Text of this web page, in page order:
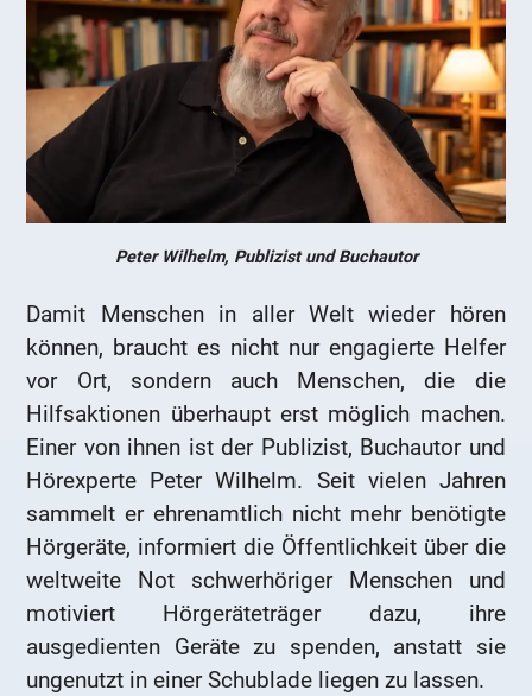
Peter Wilhelm, Publizist und Buchautor
Damit Menschen in aller Welt wieder hören
können, braucht es nicht nur engagierte Helfer
vor Ort, sondern auch Menschen, die die
Hilfsaktionen überhaupt erst möglich machen.
Einer von ihnen ist der Publizist, Buchautor und
Hörexperte Peter Wilhelm. Seit vielen Jahren
sammelt er ehrenamtlich nicht mehr benötigte
Hörgeräte, informiert die Öffentlichkeit über die
weltweite Not schwerhöriger Menschen und
motiviert Hörgeräteträger dazu, ihre
ausgedienten Geräte zu spenden, anstatt sie
ungenutzt in einer Schublade liegen zu lassen.